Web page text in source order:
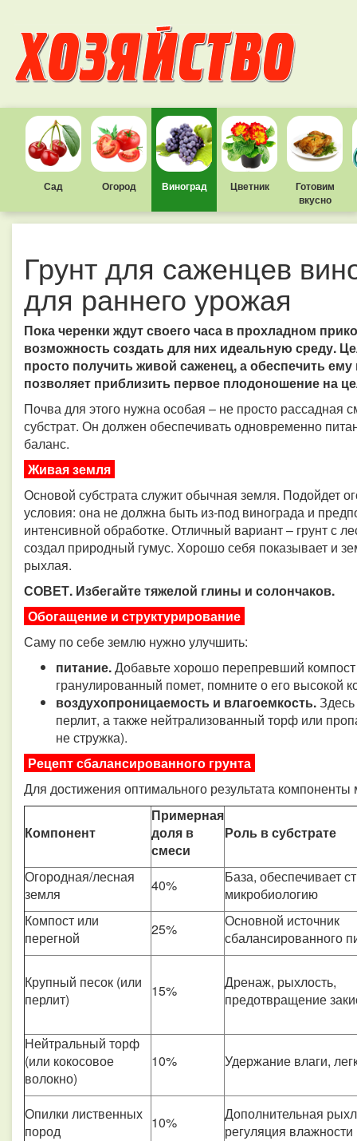
Сад Огород Виноград Цветник
Готовим
вкусно
Грунт для саженцев
для раннего урожая
Пока черенки ждут своего часа в прохладном
возможность создать для них идеальную среду.
просто получить живой саженец, а обеспечить
позволяет приблизить первое плодоношение на
Почва для этого нужна особая – не просто рассадная
субстрат. Он должен обеспечивать одновременно
баланс.
Живая земля
Основой субстрата служит обычная земля. Подойдет
условия: она не должна быть из-под винограда и
интенсивной обработке. Отличный вариант – грунт с
создал природный гумус. Хорошо себя показывает и
рыхлая.
СОВЕТ. Избегайте тяжелой глины и солончаков.
Обогащение и структурирование
Саму по себе землю нужно улучшить:
питание.Добавьте хорошо перепревший
гранулированный помет, помните о его высокой
воздухопроницаемость и влагоемкость.
перлит, а также нейтрализованный торф или
не стружка).
Рецепт сбалансированного грунта
Для достижения оптимального результата
Компонент
Примерная
доля в
смеси
Роль в субстрате
Огородная/лесная
земля
40%
База, обеспечивает
микробиологию
Компост или
перегной
25%
Основной источник
сбалансированного
Крупный песок (или
перлит)
15%
Дренаж, рыхлость,
предотвращение
Нейтральный торф
(или кокосовое
волокно)
10% Удержание влаги,
Опилки лиственных
пород
10%
Дополнительная
регуляция влажности